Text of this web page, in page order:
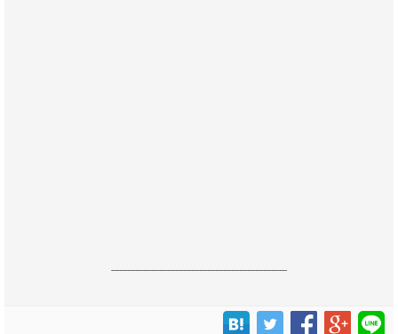
------------------------------------------------------------------